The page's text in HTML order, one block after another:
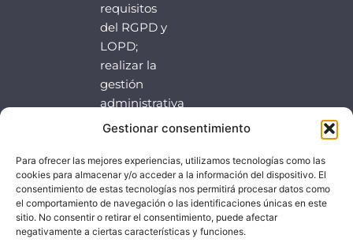
Gestionar consentimiento
Para ofrecer las mejores experiencias, utilizamos tecnologías como las
cookies para almacenar y/o acceder a la información del dispositivo. El
consentimiento de estas tecnologías nos permitirá procesar datos como
el comportamiento de navegación o las identificaciones únicas en este
sitio. No consentir o retirar el consentimiento, puede afectar
negativamente a ciertas características y funciones.
requisitos
del RGPD y
LOPD;
realizar la
gestión
administrativa
de
y llevar a
cabo la
venta o
prestación
del servicio